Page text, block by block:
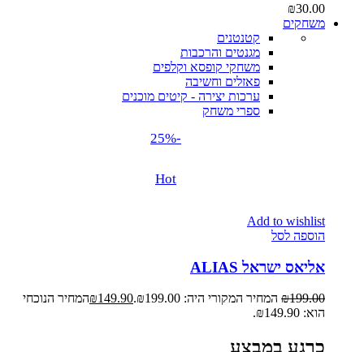
₪30.00
משחקים
קטנטנים
מגנטים והרכבות
משחקי קופסא וקלפים
פאזלים וחשיבה
ערכות יצירה - קיטים מוכנים
ספרי משחק
-25%
Hot
Add to wishlist
הוספה לסל
אליאס ישראל ALIAS
₪199.00 המחיר המקורי היה: ₪199.00. ₪149.90
המחיר הנוכחי
הוא: ₪149.90.
כרגע במבצע